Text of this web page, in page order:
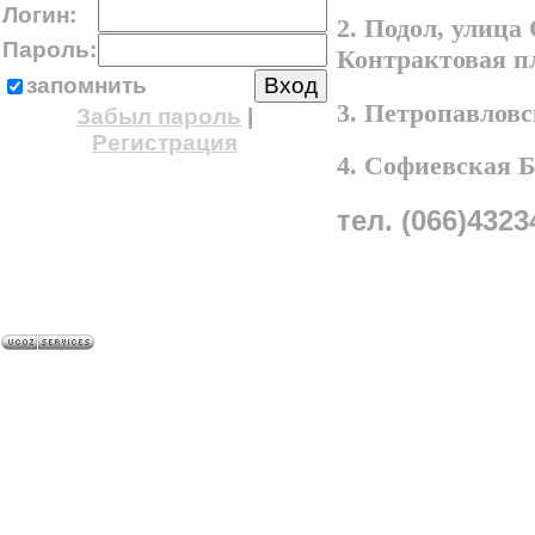
Логин:
Пароль:
запомнить
Забыл пароль
Регистрация
2. Подол,
Контрактовая
3.
4. Софиевская
тел.